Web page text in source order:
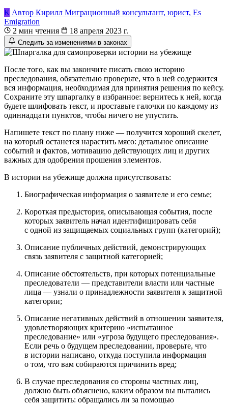
К Автор Кирилл Миграционный консультант, юрист, Es
Emigration
2 мин чтения
18 апреля 2023 г.
Следить за изменениями в законах
После того, как вы закончите писать свою историю
преследования, обязательно проверьте, что в ней содержится
вся информация, необходимая для принятия решения по кейсу.
Сохраните эту шпаргалку в избранное: вернитесь к ней, когда
будете шлифовать текст, и проставьте галочки по каждому из
одиннадцати пунктов, чтобы ничего не упустить.
Напишете текст по плану ниже — получится хороший скелет,
на который останется нарастить мясо: детальное описание
событий и фактов, мотивацию действующих лиц и других
важных для одобрения прошения элементов.
В истории на убежище должна присутствовать:
Биографическая информация о заявителе и его семье;
Короткая предыстория, описывающая события, после
которых заявитель начал идентифицировать себя
с одной из защищаемых социальных групп (категорий);
Описание публичных действий, демонстрирующих
связь заявителя с защитной категорией;
Описание обстоятельств, при которых потенциальные
преследователи — представители власти или частные
лица — узнали о принадлежности заявителя к защитной
категории;
Описание негативных действий в отношении заявителя,
удовлетворяющих критерию «испытанное
преследование» или «угроза будущего преследования».
Если речь о будущем преследовании, проверьте, что
в истории написано, откуда поступила информация
о том, что вам собираются причинить вред;
В случае преследования со стороны частных лиц,
должно быть объяснено, каким образом вы пытались
себя защитить: обращались ли за помощью